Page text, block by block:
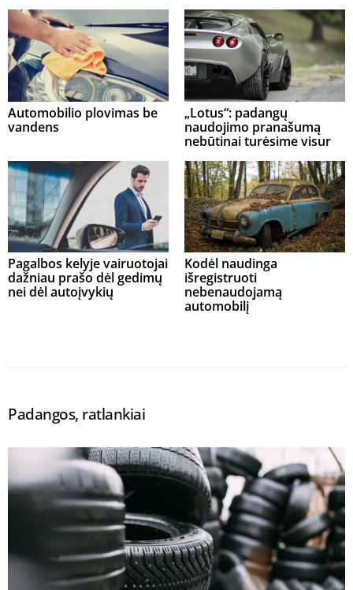
Automobilio plovimas be
vandens
„Lotus“: padangų
naudojimo pranašumą
nebūtinai turėsime visur
Pagalbos kelyje vairuotojai
dažniau prašo dėl gedimų
nei dėl autoįvykių
Kodėl naudinga
išregistruoti
nebenaudojamą
automobilį
Padangos, ratlankiai